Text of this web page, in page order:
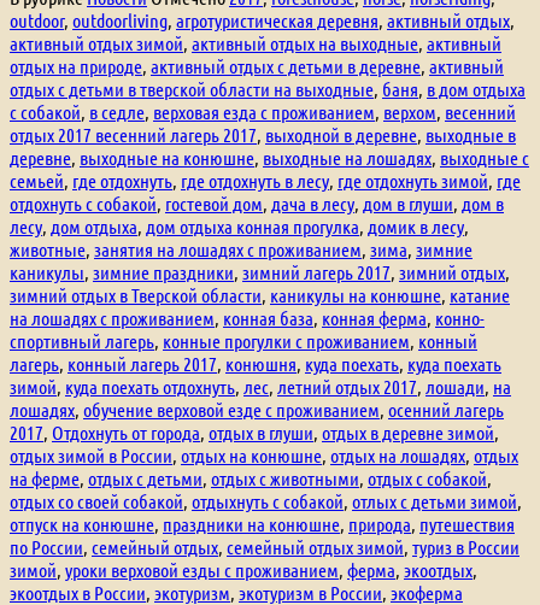
outdoor, outdoorliving агротуристическая деревня активный отдых
активный отдых зимой активный отдых на выходные активный
отдых на природе активный отдых с детьми в деревне активный
отдых с детьми в тверской области на выходные баня в дом отдыха
с собакой в седле верховая езда с проживанием верхом весенний
отдых 2017 весенний лагерь 2017 выходной в деревне выходные в
деревне выходные на конюшне выходные на лошадях выходные с
семьей где отдохнуть где отдохнуть в лесу где отдохнуть зимой где
отдохнуть с собакой гостевой дом дача в лесу дом в глуши дом в
лесу дом отдыха дом отдыха конная прогулка домик в лесу
животные занятия на лошадях с проживанием зима зимние
каникулы зимние праздники зимний лагерь 2017 зимний отдых
зимний отдых в Тверской области каникулы на конюшне катание
на лошадях с проживанием конная база конная ферма конно-
спортивный лагерь конные прогулки с проживанием конный
лагерь конный лагерь 2017 конюшня куда поехать куда поехать
зимой куда поехать отдохнуть лес летний отдых 2017 лошади на
лошадях обучение верховой езде с проживанием осенний лагерь
2017 Отдохнуть от города отдых в глуши отдых в деревне зимой
отдых зимой в России отдых на конюшне отдых на лошадях отдых
на ферме отдых с детьми отдых с животными отдых с собакой
отдых со своей собакой отдыхнуть с собакой отлых с детьми зимой
отпуск на конюшне праздники на конюшне природа путешествия
по России семейный отдых семейный отдых зимой туриз в России
зимой уроки верховой езды с проживанием ферма экоотдых
экоотдых в России экотуризм экотуризм в России экоферма